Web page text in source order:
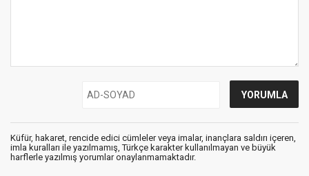
Küfür, hakaret, rencide edici cümleler veya imalar, inançlara saldırı içeren,
imla kuralları ile yazılmamış, Türkçe karakter kullanılmayan ve büyük
harflerle yazılmış yorumlar onaylanmamaktadır.